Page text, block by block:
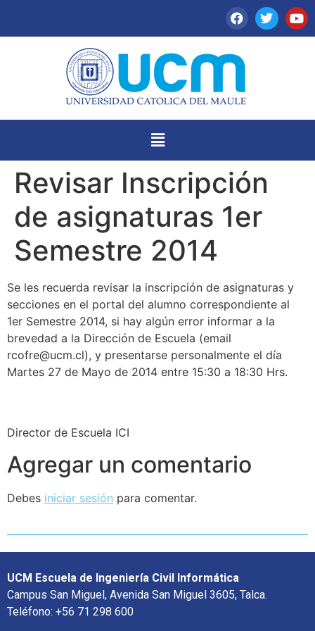
Revisar Inscripción
de asignaturas 1er
Semestre 2014
Se les recuerda revisar la inscripción de asignaturas y
secciones en el portal del alumno correspondiente al
1er Semestre 2014, si hay algún error informar a la
brevedad a la Dirección de Escuela (email
rcofre@ucm.cl), y presentarse personalmente el día
Martes 27 de Mayo de 2014 entre 15:30 a 18:30 Hrs.
Director de Escuela ICI
Agregar un comentario
Debes iniciar sesión para comentar.
UCM Escuela de Ingeniería Civil Informática
Campus San Miguel, Avenida San Miguel 3605, Talca.
Teléfono: +56 71 298 600